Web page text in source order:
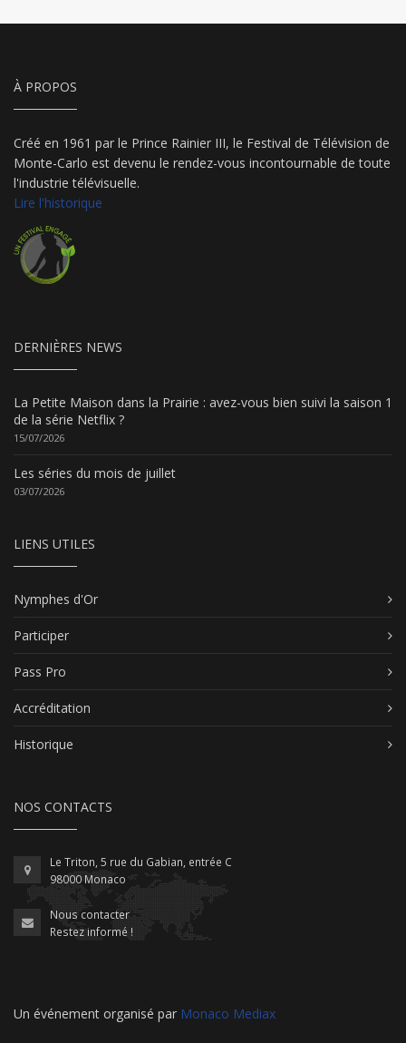
À PROPOS
Créé en 1961 par le Prince Rainier III, le Festival de Télévision de
Monte-Carlo est devenu le rendez-vous incontournable de toute
l'industrie télévisuelle.
Lire l'historique
DERNIÈRES NEWS
La Petite Maison dans la Prairie : avez-vous bien suivi la saison 1
de la série Netflix ?
15/07/2026
Les séries du mois de juillet
03/07/2026
LIENS UTILES
Nymphes d'Or
Participer
Pass Pro
Accréditation
Historique
NOS CONTACTS
Le Triton, 5 rue du Gabian, entrée C
98000 Monaco
Nous contacter
Restez informé !
Un événement organisé par Monaco Mediax